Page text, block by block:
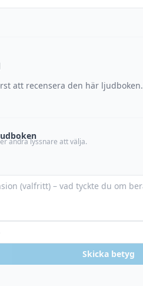
att recensera den här ljudboken.
andra lyssnare att välja.
Skicka betyg